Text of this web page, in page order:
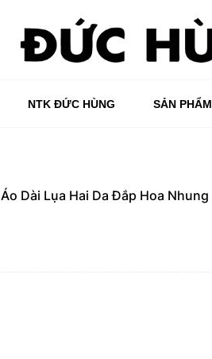
NTK ĐỨC HÙNG SẢN PHẨM
Áo Dài Lụa Hai Da Đắp Hoa Nhung